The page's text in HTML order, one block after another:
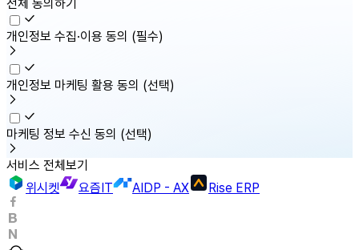
전체 동의하기
개인정보 수집·이용 동의 (필수)
개인정보 마케팅 활용 동의 (선택)
마케팅 정보 수신 동의 (선택)
서비스 전체보기
위시켓
요즘IT AIDP - AX Rise ERP